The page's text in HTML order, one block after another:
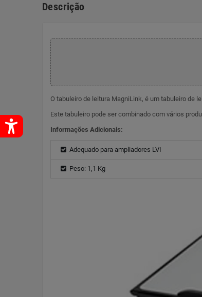
Descrição
O tabuleiro de leitura MagniLink, é um tabuleiro de
Este tabuleiro pode ser combinado com vários
Informações Adicionais:
Adequado para ampliadores LVI
Peso: 1,1 Kg